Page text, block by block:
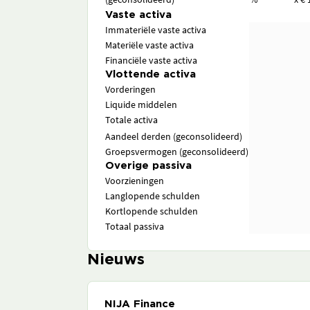
Vaste activa
Immateriële vaste activa
Materiële vaste activa
Financiële vaste activa
Vlottende activa
Vorderingen
Liquide middelen
Totale activa
Aandeel derden (geconsolideerd)
Groepsvermogen (geconsolideerd)
Overige passiva
Voorzieningen
Langlopende schulden
Kortlopende schulden
Totaal passiva
Nieuws
NIJA Finance